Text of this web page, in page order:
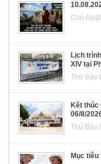
Chủ
Lịch
XIV tại
Thứ Bảy
Kết thúc
06/8/
Thứ Bảy
Mục